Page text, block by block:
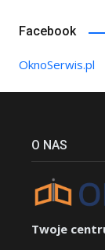
Facebook
OknoSerwis.pl
O NAS
Twoje